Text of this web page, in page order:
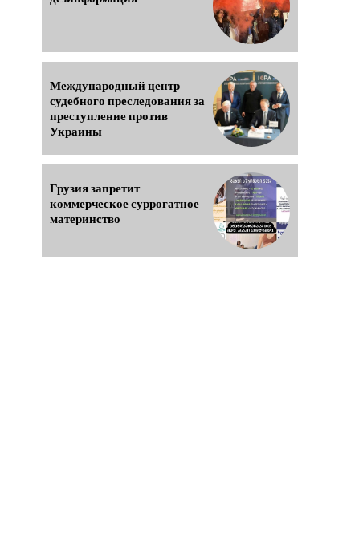
Международный центр
судебного преследования за
преступление против
Украины
Грузия запретит
коммерческое суррогатное
материнство